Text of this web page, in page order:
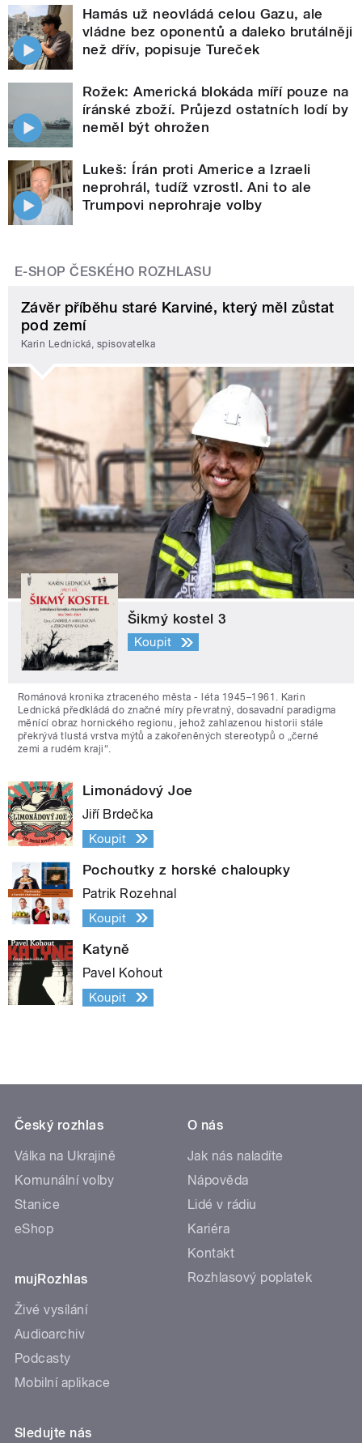
Hamás už neovládá celou Gazu, ale
vládne bez oponentů a daleko brutálněji
než dřív, popisuje Tureček
Rožek: Americká blokáda míří pouze na
íránské zboží. Průjezd ostatních lodí by
neměl být ohrožen
Lukeš: Írán proti Americe a Izraeli
neprohrál, tudíž vzrostl. Ani to ale
Trumpovi neprohraje volby
E-SHOP ČESKÉHO ROZHLASU
Závěr příběhu staré Karviné, který měl zůstat
pod zemí
Karin Lednická, spisovatelka
Šikmý kostel 3
Koupit
Románová kronika ztraceného města - léta 1945–1961. Karin
Lednická předkládá do značné míry převratný, dosavadní paradigma
měnící obraz hornického regionu, jehož zahlazenou historii stále
překrývá tlustá vrstva mýtů a zakořeněných stereotypů o „černé
zemi a rudém kraji“.
Limonádový Joe
Jiří Brdečka
Koupit
Pochoutky z horské chaloupky
Patrik Rozehnal
Koupit
Katyně
Pavel Kohout
Koupit
Český rozhlas
Válka na Ukrajině
Komunální volby
Stanice
eShop
mujRozhlas
Živé vysílání
Audioarchiv
Podcasty
Mobilní aplikace
O nás
Jak nás naladíte
Nápověda
Lidé v rádiu
Kariéra
Kontakt
Rozhlasový poplatek
Sledujte nás